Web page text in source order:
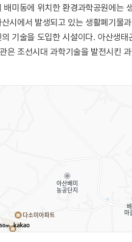
배미동에 위치한 환경과학공원에는
시에서 발생되고 있는 생활폐기물
기술을 도입한 시설이다. 아산생
은 조선시대 과학기술을 발전시킨